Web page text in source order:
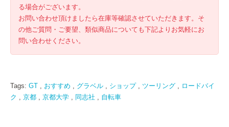
る場合がございます。
お問い合わせ頂けましたら在庫等確認させていただきます。そ
の他ご質問・ご要望、類似商品についても下記よりお気軽にお
問い合わせください。
Tags: GT おすすめ グラベル ショップ, ツーリング
ロードバイ
ク
京都 京都大学 同志社 自転車